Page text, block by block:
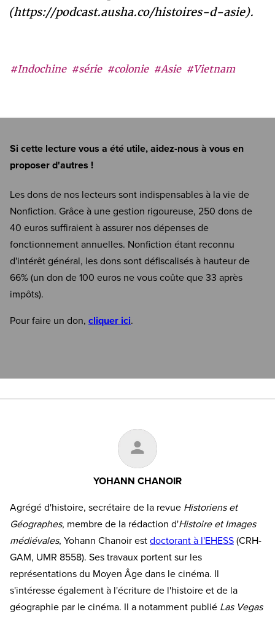
#Indochine #série #colonie #Asie #Vietnam
(https://podcast.ausha.co/histoires-d-asie).
Si cette lecture vous a été utile, aidez-nous à vous en
proposer d'autres !
Les dons de nos lecteurs sont indispensables à la vie de
Nonfiction. Grâce à une gestion rigoureuse, 250 dons de
40 euros suffiraient à assurer nos dépenses de
fonctionnement annuelles. Nonfiction étant reconnu
d'intérêt général, les dons sont défiscalisés à hauteur de
66% (un don de 100 euros ne vous coûte que 33 après
impôts).
Pour faire un don, cliquer ici.
YOHANN CHANOIR
Agrégé d'histoire, secrétaire de la revue Historiens et
Géographes, membre de la rédaction d'Histoire et Images
médiévales, Yohann Chanoir est doctorant à l'EHESS (CRH-
GAM, UMR 8558). Ses travaux portent sur les
représentations du Moyen Âge dans le cinéma. Il
s'intéresse également à l'écriture de l'histoire et de la
géographie par le cinéma. Il a notamment publié Las Vegas